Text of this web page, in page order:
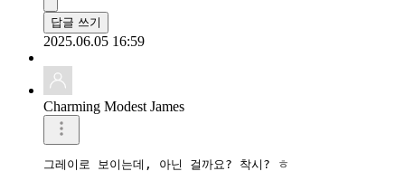
답글 쓰기
2025.06.05 16:59
Charming Modest James
그레이로 보이는데, 아닌 걸까요? 착시? ㅎ